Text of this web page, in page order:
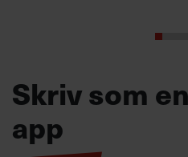
Skriv som
app